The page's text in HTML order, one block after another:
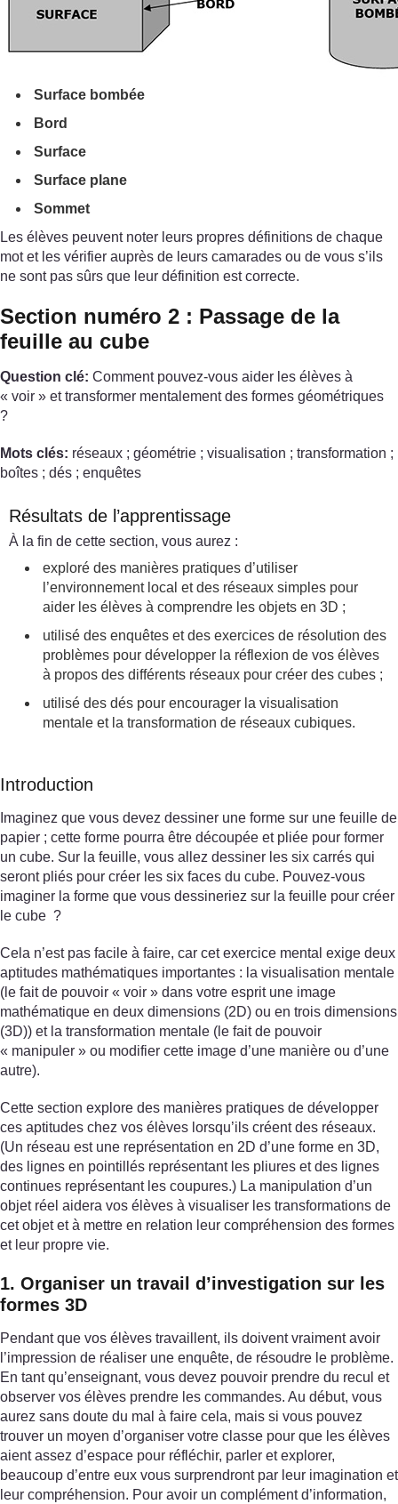
Surface bombée
Bord
Surface
Surface plane
Sommet
Les élèves peuvent noter leurs propres définitions de chaque
mot et les vérifier auprès de leurs camarades ou de vous s’ils
ne sont pas sûrs que leur définition est correcte.
Section numéro 2 : Passage de la
feuille au cube
Question clé: Comment pouvez-vous aider les élèves à
« voir » et transformer mentalement des formes géométriques
?
Mots clés: réseaux ; géométrie ; visualisation ; transformation ;
boîtes ; dés ; enquêtes
Résultats de l’apprentissage
À la fin de cette section, vous aurez :
exploré des manières pratiques d’utiliser
l’environnement local et des réseaux simples pour
aider les élèves à comprendre les objets en 3D ;
utilisé des enquêtes et des exercices de résolution des
problèmes pour développer la réflexion de vos élèves
à propos des différents réseaux pour créer des cubes ;
utilisé des dés pour encourager la visualisation
mentale et la transformation de réseaux cubiques.
Introduction
Imaginez que vous devez dessiner une forme sur une feuille de
papier ; cette forme pourra être découpée et pliée pour former
un cube. Sur la feuille, vous allez dessiner les six carrés qui
seront pliés pour créer les six faces du cube. Pouvez-vous
imaginer la forme que vous dessineriez sur la feuille pour créer
le cube ?
Cela n’est pas facile à faire, car cet exercice mental exige deux
aptitudes mathématiques importantes : la visualisation mentale
(le fait de pouvoir « voir » dans votre esprit une image
mathématique en deux dimensions (2D) ou en trois dimensions
(3D)) et la transformation mentale (le fait de pouvoir
« manipuler » ou modifier cette image d’une manière ou d’une
autre).
Cette section explore des manières pratiques de développer
ces aptitudes chez vos élèves lorsqu’ils créent des réseaux.
(Un réseau est une représentation en 2D d’une forme en 3D,
des lignes en pointillés représentant les pliures et des lignes
continues représentant les coupures.) La manipulation d’un
objet réel aidera vos élèves à visualiser les transformations de
cet objet et à mettre en relation leur compréhension des formes
et leur propre vie.
1. Organiser un travail d’investigation sur les
formes 3D
Pendant que vos élèves travaillent, ils doivent vraiment avoir
l’impression de réaliser une enquête, de résoudre le problème.
En tant qu’enseignant, vous devez pouvoir prendre du recul et
observer vos élèves prendre les commandes. Au début, vous
aurez sans doute du mal à faire cela, mais si vous pouvez
trouver un moyen d’organiser votre classe pour que les élèves
aient assez d’espace pour réfléchir, parler et explorer,
beaucoup d’entre eux vous surprendront par leur imagination et
leur compréhension. Pour avoir un complément d’information,